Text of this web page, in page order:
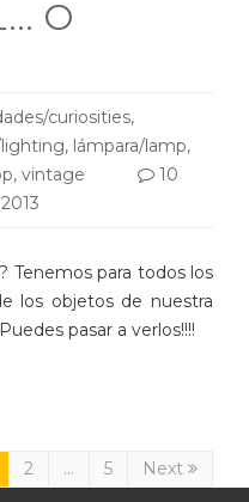
O
curiosities,
, lámpara/lamp,
, vintage
10
Tenemos para todos los
los objetos de nuestra
pasar a verlos!!!!
2 … 5 Next